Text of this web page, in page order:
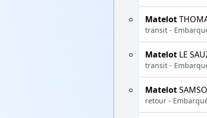
Matelot
transit -
Matelot LE
transit -
Matelot
retour -